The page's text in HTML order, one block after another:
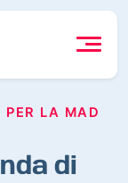
LA MAD
di